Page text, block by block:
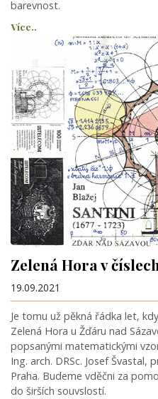
barevnost.
Více..
Zelená Hora v
19.09.2021
Je tomu už pěkná řádka let,
Zelená Hora u Žďáru nad
popsanými matematickými
Ing. arch. DRSc. Josef Švastal,
Praha. Budeme vděčni za
do širších souvslostí.